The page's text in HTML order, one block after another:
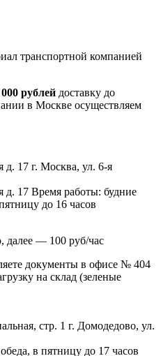
транспортной компанией
рублей доставку до
в Москве осуществляем
г. Москва, ул. 6-я
Время работы: будние
до 16 часов
далее — 100 руб/час
документы в офисе № 404
на склад (зеленые
г. Домодедово, ул.